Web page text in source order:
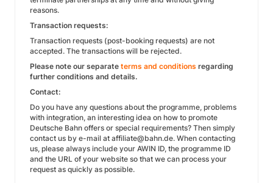
reasons.
Transaction requests:
Transaction requests (post-booking requests) are not
accepted. The transactions will be rejected.
Please note our separate terms and conditions regarding
further conditions and details.
Contact:
Do you have any questions about the programme, problems
with integration, an interesting idea on how to promote
Deutsche Bahn offers or special requirements? Then simply
contact us by e-mail at affiliate@bahn.de. When contacting
us, please always include your AWIN ID, the programme ID
and the URL of your website so that we can process your
request as quickly as possible.